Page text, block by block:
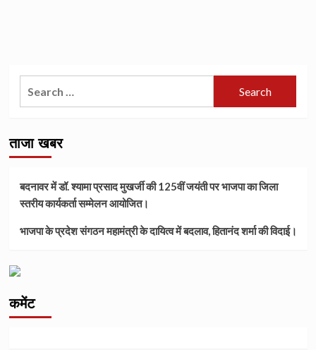
ताजा खबर
बदनावर में डॉ. श्यामा प्रसाद मुखर्जी की 125वीं जयंती पर भाजपा का जिला
स्तरीय कार्यकर्ता सम्मेलन आयोजित।
भाजपा के प्रदेश संगठन महामंत्री के दायित्व में बदलाव, हितानंद शर्मा की विदाई।
कमेंट